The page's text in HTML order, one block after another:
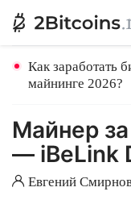
Как заработать
майнинге 2026?
Майнер
— iBeLink
Евгений